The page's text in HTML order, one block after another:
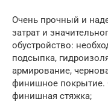
Очень прочный и
затрат и
обустройство:
подсыпка,
армирование,
финишное
финишная стяжка;